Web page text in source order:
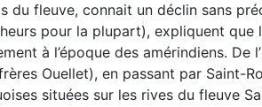
fleuve, connait un déclin sans
pour la plupart), expliquent que
à l’époque des amérindiens. De
Ouellet), en passant par Saint-
situées sur les rives du fleuve